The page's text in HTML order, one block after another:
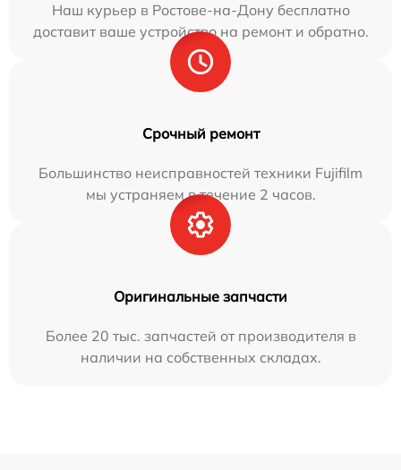
Наш курьер в Ростове-на-Дону бесплатно
доставит ваше устройство на ремонт и обратно.
Срочный ремонт
Большинство неисправностей техники Fujifilm
мы устраняем в течение 2 часов.
Оригинальные запчасти
Более 20 тыс. запчастей от производителя в
наличии на собственных складах.